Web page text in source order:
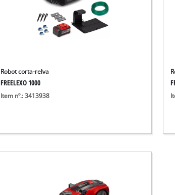
Robot corta-relva
FREELEXO 1000
Item nº.: 3413938